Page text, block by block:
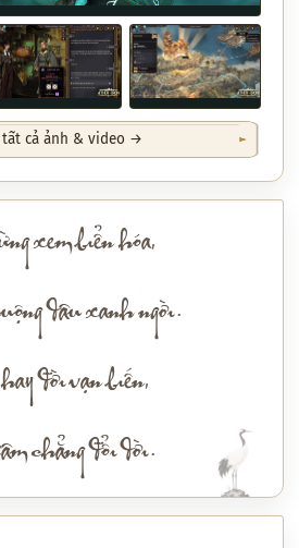
tất cả ảnh & video →
xem biển hóa,
dâu xanh ngời.
đời vạn biến,
chẳng đổi dời.